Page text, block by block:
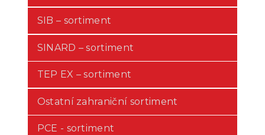
SIB – sortiment
SINARD – sortiment
TEP EX – sortiment
Ostatní zahraniční sortiment
PCE - sortiment